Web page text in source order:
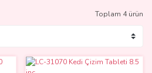
Toplam 4 ürün